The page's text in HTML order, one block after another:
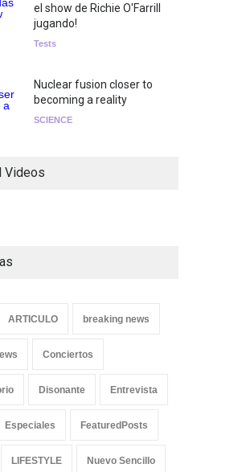
el show de Richie O'Farrill
jugando!
Tests
Nuclear fusion closer to
becoming a reality
SCIENCE
Videos
ARTICULO breaking news
Conciertos
Disonante Entrevista
Especiales FeaturedPosts
LIFESTYLE Nuevo Sencillo